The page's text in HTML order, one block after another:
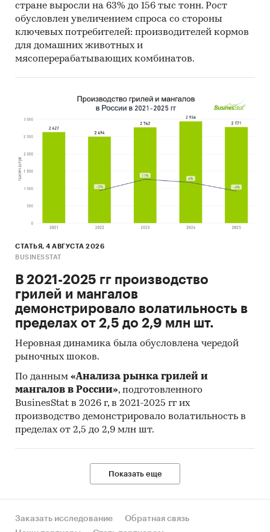
Результаты исследований DISCOVERY
Research Group.
Объем и структура выборки
совокупности. Обработке и анализу подлежат
все доступные исследователю документы.
Телевизоры, аудио-видео
/ Домашние
кинотеатры
стране выросли на 63% до 156 тыс тонн. Рост
обусловлен увеличением спроса со стороны
ключевых потребителей: производителей кормов
для домашних животных и
мясоперерабатывающих комбинатов.
СТАТЬЯ, 4 АВГУСТА 2026
BUSINESSTAT
В 2021-2025 гг производство
грилей и мангалов
демонстрировало волатильность в
пределах от 2,5 до 2,9 млн шт.
Неровная динамика была обусловлена чередой
рыночных шоков.
По данным «Анализа рынка грилей и
мангалов в России», подготовленного
BusinesStat в 2026 г, в 2021-2025 гг их
производство демонстрировало волатильность в
пределах от 2,5 до 2,9 млн шт.
Показать еще
Заказать исследование
Обратная связь